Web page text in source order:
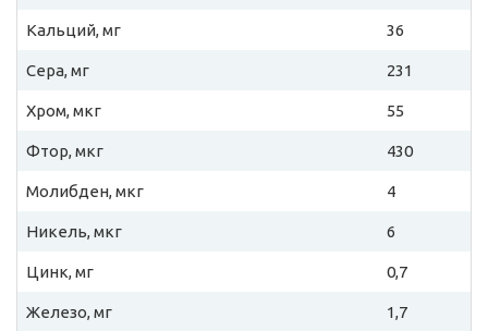
Кальций, мг 36
Сера, мг 231
Хром, мкг 55
Фтор, мкг 430
Молибден, мкг 4
Никель, мкг 6
Цинк, мг 0,7
Железо, мг 1,7